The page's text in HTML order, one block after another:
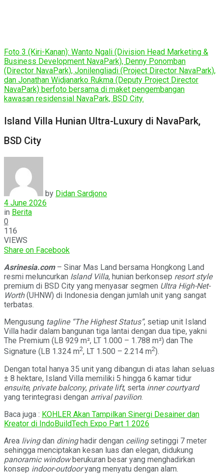
Foto 3 (Kiri-Kanan): Wanto Ngali (Division Head Marketing &
Business Development NavaPark), Denny Ponomban
(Director NavaPark), Jonilengliadi (Project Director NavaPark),
dan Jonathan Widjanarko Rukma (Deputy Project Director
NavaPark) berfoto bersama di maket pengembangan
kawasan residensial NavaPark, BSD City.
Island Villa Hunian Ultra-Luxury di NavaPark,
BSD City
by Didan Sardjono
4 June 2026
in Berita
0
116
VIEWS
Share on Facebook
Asrinesia.com– Sinar Mas Land bersama Hongkong Land
resmi meluncurkan Island Villa, hunian berkonsep resort style
premium di BSD City yang menyasar segmen Ultra High-Net-
Worth(UHNW) di Indonesia dengan jumlah unit yang sangat
terbatas.
Mengusung tagline “The Highest Status”, setiap unit Island
Villa hadir dalam bangunan tiga lantai dengan dua tipe, yakni
The Premium (LB 929 m², LT 1.000 – 1.788 m²) dan The
Signature (LB 1.324 m2, LT 1.500 – 2.214 m2).
Dengan total hanya 35 unit yang dibangun di atas lahan seluas
± 8 hektare, Island Villa memiliki 5 hingga 6 kamar tidur
ensuite, private balcony, private lift, serta inner courtyard
yang terintegrasi dengan arrival pavilion.
Baca juga : KOHLER Akan Tampilkan Sinergi Desainer dan
Kreator di IndoBuildTech Expo Part 1 2026
Area livingdan dininghadir dengan ceilingsetinggi 7 meter
sehingga menciptakan kesan luas dan elegan, didukung
panoramic windowberukuran besar yang menghadirkan
konsep indoor-outdooryang menyatu dengan alam.